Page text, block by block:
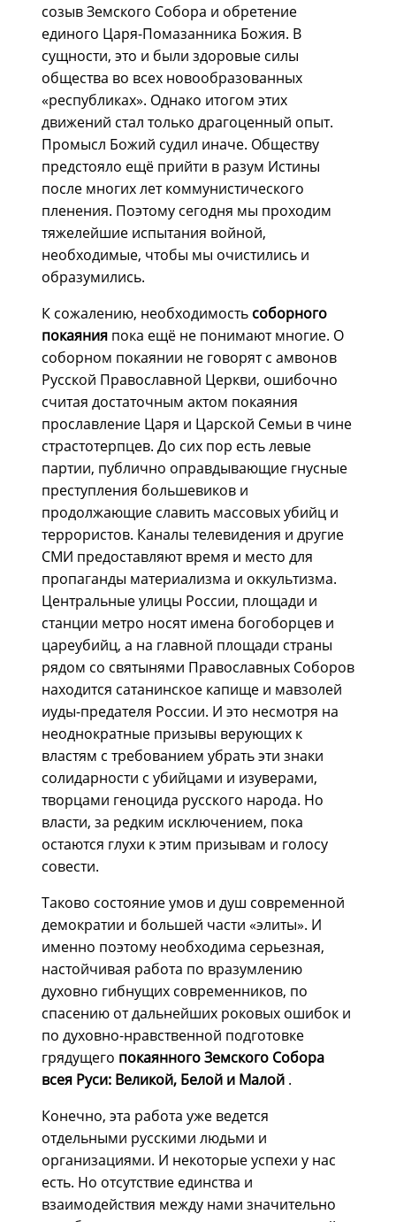
созыв Земского Собора и обретение
единого Царя-Помазанника Божия. В
сущности, это и были здоровые силы
общества во всех новообразованных
«республиках». Однако итогом этих
движений стал только драгоценный опыт.
Промысл Божий судил иначе. Обществу
предстояло ещё прийти в разум Истины
после многих лет коммунистического
пленения. Поэтому сегодня мы проходим
тяжелейшие испытания войной,
необходимые, чтобы мы очистились и
образумились.
К сожалению, необходимость соборного
покаяния пока ещё не понимают многие. О
соборном покаянии не говорят с амвонов
Русской Православной Церкви, ошибочно
считая достаточным актом покаяния
прославление Царя и Царской Семьи в чине
страстотерпцев. До сих пор есть левые
партии, публично оправдывающие гнусные
преступления большевиков и
продолжающие славить массовых убийц и
террористов. Каналы телевидения и другие
СМИ предоставляют время и место для
пропаганды материализма и оккультизма.
Центральные улицы России, площади и
станции метро носят имена богоборцев и
цареубийц, а на главной площади страны
рядом со святынями Православных Соборов
находится сатанинское капище и мавзолей
иуды-предателя России. И это несмотря на
неоднократные призывы верующих к
властям с требованием убрать эти знаки
солидарности с убийцами и изуверами,
творцами геноцида русского народа. Но
власти, за редким исключением, пока
остаются глухи к этим призывам и голосу
совести.
Таково состояние умов и душ современной
демократии и большей части «элиты». И
именно поэтому необходима серьезная,
настойчивая работа по вразумлению
духовно гибнущих современников, по
спасению от дальнейших роковых ошибок и
по духовно-нравственной подготовке
грядущего покаянного Земского Собора
всея Руси: Великой, Белой и Малой .
Конечно, эта работа уже ведется
отдельными русскими людьми и
организациями. И некоторые успехи у нас
есть. Но отсутствие единства и
взаимодействия между нами значительно